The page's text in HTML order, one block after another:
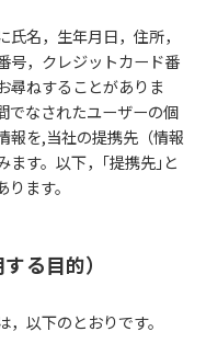
名，生年月日，住所，
号，クレジットカード番
尋ねすることがありま
でなされたユーザーの個
報を,当社の提携先（情報
ます。以下，｢提携先｣と
ます。
る目的）
以下のとおりです。